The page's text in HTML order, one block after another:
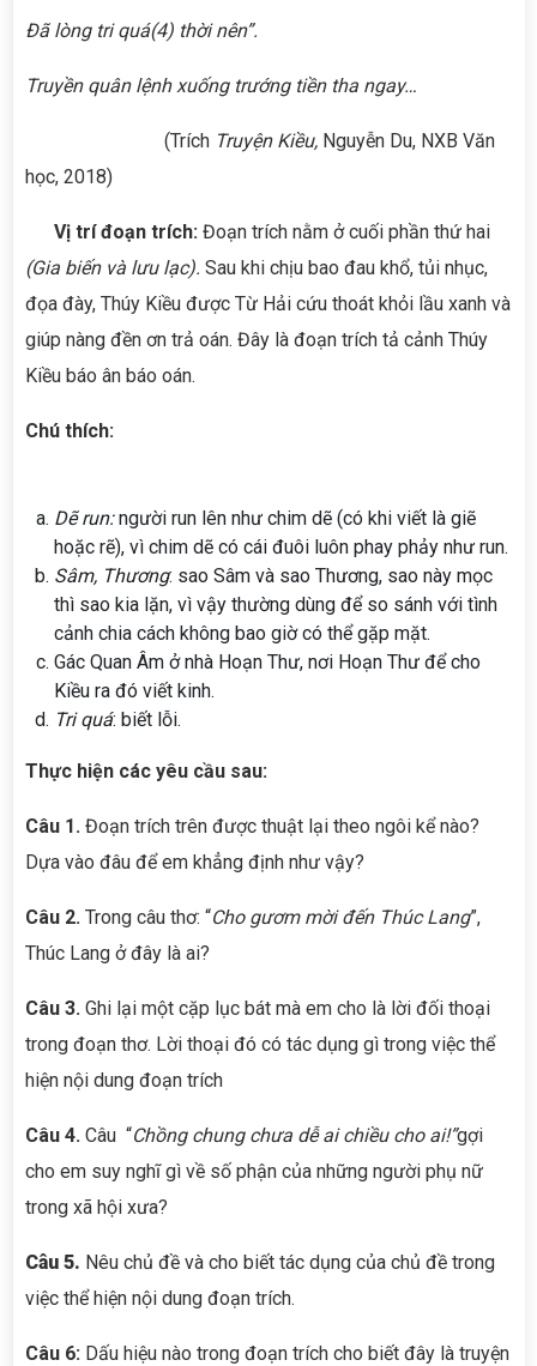
Đã lòng tri quá(4) thời nên”.
Truyền quân lệnh xuống trướng tiền tha ngay…
(Trích Truyện Kiều, Nguyễn Du, NXB Văn
học, 2018)
Vị trí đoạn trích: Đoạn trích nằm ở cuối phần thứ hai
(Gia biến và lưu lạc). Sau khi chịu bao đau khổ, tủi nhục,
đọa đày, Thúy Kiều được Từ Hải cứu thoát khỏi lầu xanh và
giúp nàng đền ơn trả oán. Đây là đoạn trích tả cảnh Thúy
Kiều báo ân báo oán.
Chú thích:
Dẽ run:người run lên như chim dẽ (có khi viết là giẽ
hoặc rẽ), vì chim dẽ có cái đuôi luôn phay phảy như run.
Sâm, Thương: sao Sâm và sao Thương, sao này mọc
thì sao kia lặn, vì vậy thường dùng để so sánh với tình
cảnh chia cách không bao giờ có thể gặp mặt.
Gác Quan Âm ở nhà Hoạn Thư, nơi Hoạn Thư để cho
Kiều ra đó viết kinh.
Tri quá: biết lỗi.
Thực hiện các yêu cầu sau:
Câu 1. Đoạn trích trên được thuật lại theo ngôi kể nào?
Dựa vào đâu để em khẳng định như vậy?
Câu 2. Trong câu thơ: “Cho gươm mời đến Thúc Lang”,
Thúc Lang ở đây là ai?
Câu 3. Ghi lại một cặp lục bát mà em cho là lời đối thoại
trong đoạn thơ. Lời thoại đó có tác dụng gì trong việc thể
hiện nội dung đoạn trích
Câu 4. Câu “Chồng chung chưa dễ ai chiều cho ai!”gợi
cho em suy nghĩ gì về số phận của những người phụ nữ
trong xã hội xưa?
Câu 5. Nêu chủ đề và cho biết tác dụng của chủ đề trong
việc thể hiện nội dung đoạn trích.
Câu 6: Dấu hiệu nào trong đoạn trích cho biết đây là truyện